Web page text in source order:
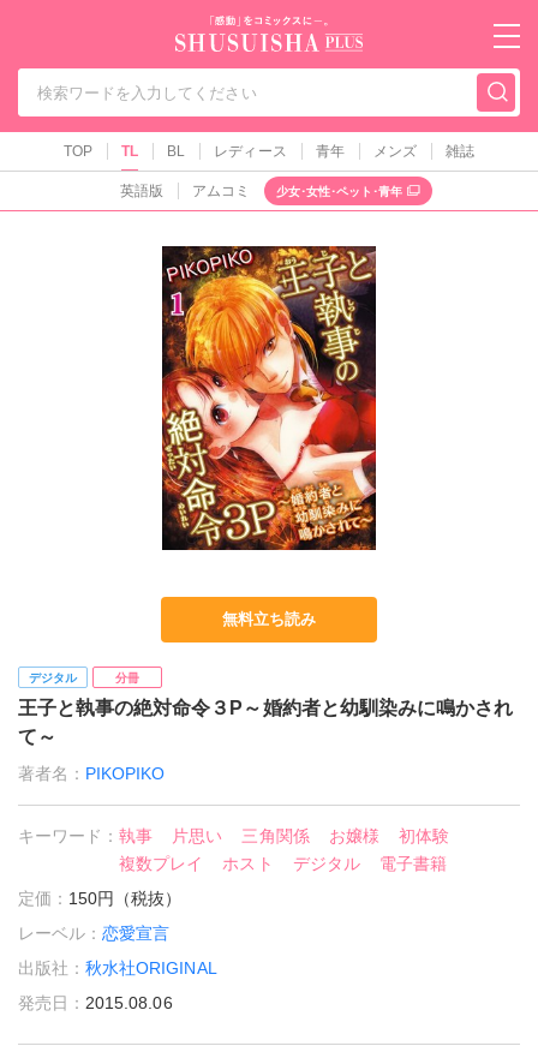
秋水社PLUS（テ
TOP TL BL レディース 青年 メンズ 雑誌
英語版 アムコミ 少女･女性･ペット･青年
無料立ち読み
デジタル 分冊
王子と執事の絶対命令３P～婚約者と幼馴染みに鳴かされ
て～
著者名： PIKOPIKO
キーワード：執事 片思い 三角関係 お嬢様
初体験
複数プレイ
ホスト デジタル
電子書籍
定価： 150円（税抜）
レーベル：恋愛宣言
出版社：秋水社ORIGINAL
発売日： 2015.08.06